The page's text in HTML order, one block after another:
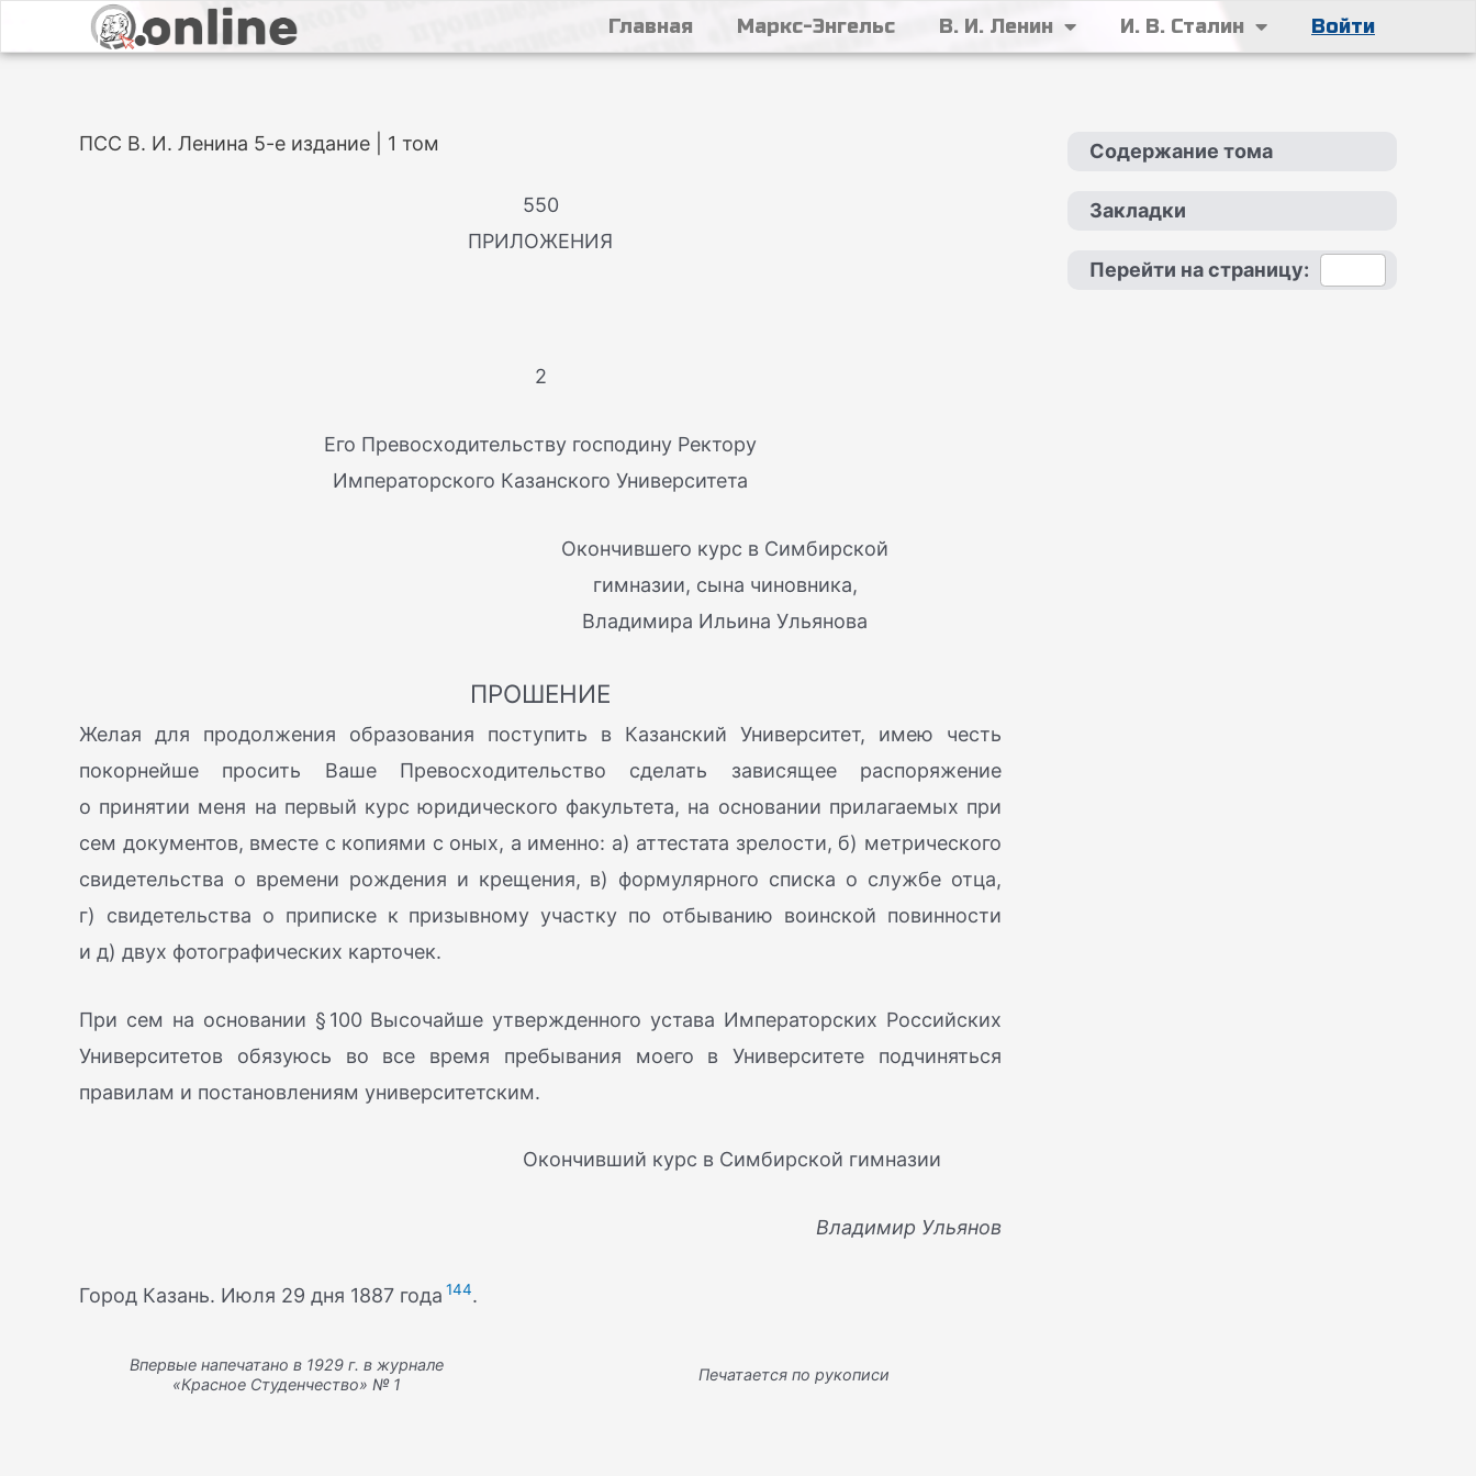
Главная Маркс-Энгельс В. И. Ленин И. В. Сталин Войти
ПСС В. И. Ленина 5-е издание | 1 том
550
ПРИЛОЖЕНИЯ
2
Его Превосходительству господину Ректору
Императорского Казанского Университета
Окончившего курс в Симбирской
гимназии, сына чиновника,
Владимира Ильина Ульянова
ПРОШЕНИЕ
Желая для продолжения образования поступить в Казанский Университет, имею честь
покорнейше просить Ваше Превосходительство сделать зависящее распоряжение
о принятии меня на первый курс юридического факультета, на основании прилагаемых при
сем документов, вместе с копиями с оных, а именно: а) аттестата зрелости, б) метрического
свидетельства о времени рождения и крещения, в) формулярного списка о службе отца,
г) свидетельства о приписке к призывному участку по отбыванию воинской повинности
и д) двух фотографических карточек.
При сем на основании § 100 Высочайше утвержденного устава Императорских Российских
Университетов обязуюсь во все время пребывания моего в Университете подчиняться
правилам и постановлениям университетским.
Окончивший курс в Симбирской гимназии
Владимир Ульянов
Город Казань. Июля 29 дня 1887 года 144.
Впервые напечатано в 1929 г. в журнале
«Красное Студенчество» № 1
Печатается по рукописи
Содержание тома
Закладки
Перейти на страницу: